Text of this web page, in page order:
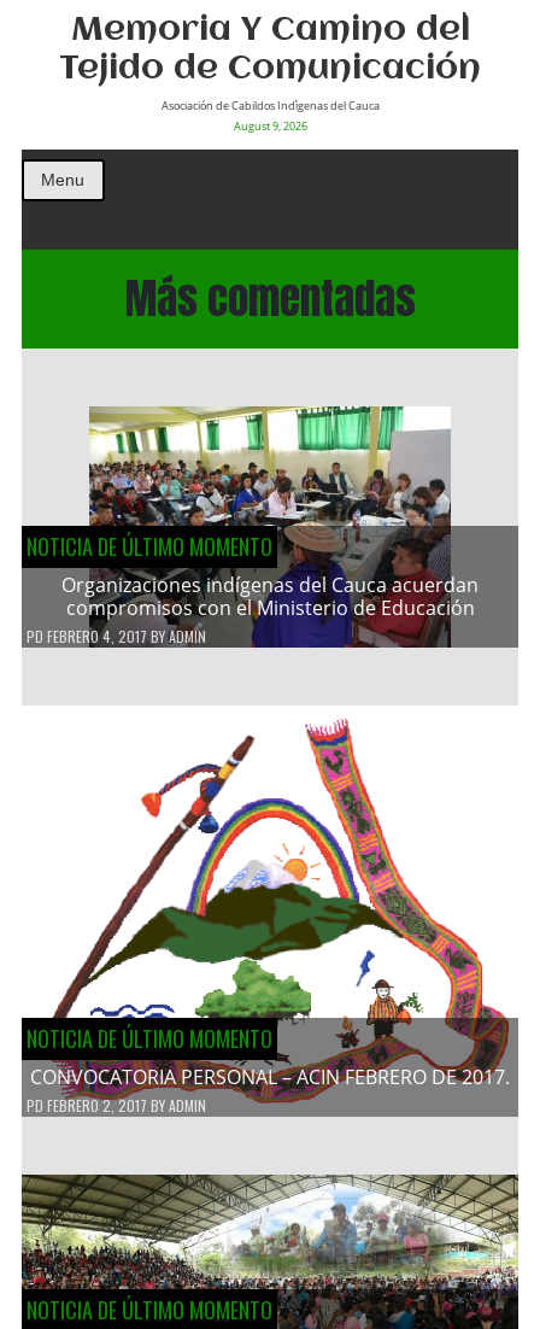
Memoria Y Camino del
Tejido de Comunicación
Asociación de Cabildos Indìgenas del Cauca
August 9, 2026
Menu
Más comentadas
NOTICIA DE ÚLTIMO MOMENTO
Organizaciones indígenas del Cauca acuerdan
compromisos con el Ministerio de Educación
PD FEBRERO 4, 2017 BYADMIN
NOTICIA DE ÚLTIMO MOMENTO
CONVOCATORIA PERSONAL – ACIN FEBRERO DE 2017.
PD FEBRERO 2, 2017 BYADMIN
NOTICIA DE ÚLTIMO MOMENTO